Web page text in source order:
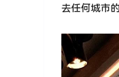
去任何城市